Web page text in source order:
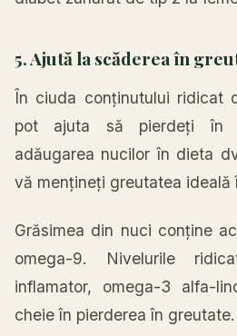
5. Ajută la scăderea în
În ciuda conținutului ridicat
pot ajuta să pierdeți în
adăugarea nucilor în dieta
vă mențineți greutatea ideală
Grăsimea din nuci conține
omega-9. Nivelurile
inflamator, omega-3 alfa-
cheie în pierderea în greutate.